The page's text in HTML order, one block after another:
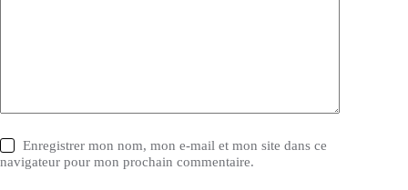
Enregistrer mon nom, mon e-mail et mon site dans ce
navigateur pour mon prochain commentaire.